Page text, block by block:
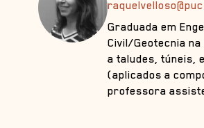
Graduada em
Civil/Geotecnia
a taludes, túneis,
(aplicados a
professora